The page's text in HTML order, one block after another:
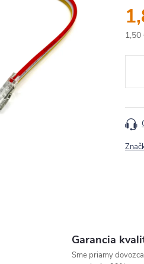
1,50
cena:
Garancia
Sme priamy